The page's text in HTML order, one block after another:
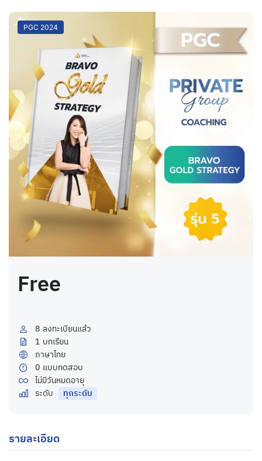
รายละเอียด
PGC 2024
Free
8 ลงทะเบียนแล้ว
1 บทเรียน
ภาษาไทย
0 แบบทดสอบ
ไม่มีวันหมดอายุ
ระดับ
ทุกระดับ